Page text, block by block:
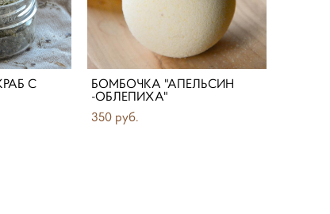
С
БОМБОЧКА "АПЕЛЬСИН
-ОБЛЕПИХА"
350 pуб.